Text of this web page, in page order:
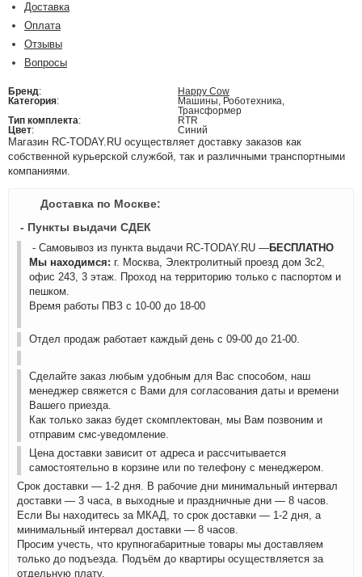
Доставка
Оплата
Отзывы
Вопросы
Бренд:
Happy Cow
Категория:
Машины, Роботехника,
Трансформер
Тип комплекта:
RTR
Цвет: Синий
Магазин RC-TODAY.RU осуществляет доставку заказов как
собственной курьерской службой, так и различными транспортными
компаниями.
Доставка по Москве:
- Пункты выдачи СДЕК
- Самовывоз из пункта выдачи RC-TODAY.RU —БЕСПЛАТНО
Мы находимся: г. Москва, Электролитный проезд дом 3с2,
офис 243, 3 этаж. Проход на территорию только с паспортом и
пешком.
Время работы ПВЗ с 10-00 до 18-00
Отдел продаж работает каждый день с 09-00 до 21-00.
Сделайте заказ любым удобным для Вас способом, наш
менеджер свяжется с Вами для согласования даты и времени
Вашего приезда.
Как только заказ будет скомплектован, мы Вам позвоним и
отправим смс-уведомление.
Цена доставки зависит от адреса и рассчитывается
самостоятельно в корзине или по телефону с менеджером.
Срок доставки — 1-2 дня. В рабочие дни минимальный интервал
доставки — 3 часа, в выходные и праздничные дни — 8 часов.
Если Вы находитесь за МКАД, то срок доставки — 1-2 дня, а
минимальный интервал доставки — 8 часов.
Просим учесть, что крупногабаритные товары мы доставляем
только до подъезда. Подъём до квартиры осуществляется за
отдельную плату.